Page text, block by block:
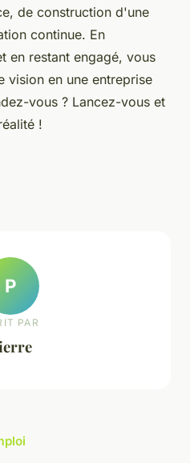
de construction d'une
continue. En
en restant engagé, vous
vision en une entreprise
vous ? Lancez-vous et
!
P
PAR